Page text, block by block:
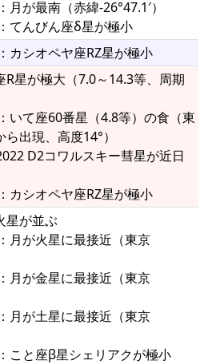
月が最南（赤緯-26°47.1′）
てんびん座δ星が極小
カシオペヤ座RZ星が極小
R星が極大（7.0～14.3等、周期
いて座60番星（4.8等）の食（東
出現、高度14°）
D2コワルスキー彗星が近日
カシオペヤ座RZ星が極小
星が並ぶ
月が火星に最接近（東京
月が金星に最接近（東京
月が土星に最接近（東京
こと座β星シェリアクが極小